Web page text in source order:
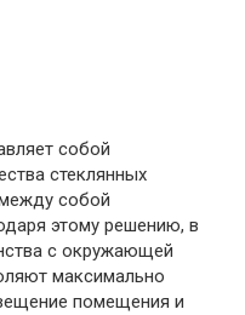
собой
стеклянных
собой
этому решению, в
с окружающей
максимально
помещения и